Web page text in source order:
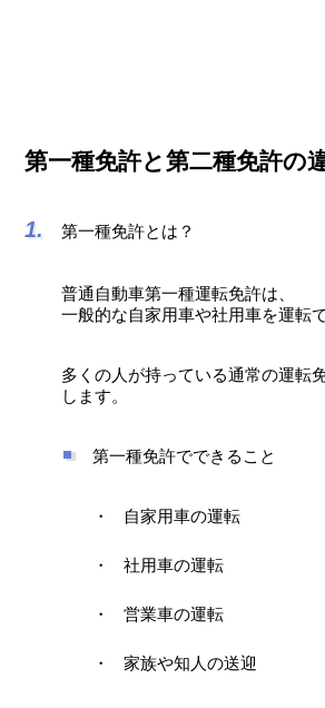
第一種免許と第二種免許の
第一種免許とは？
普通自動車第一種運転免許は、
一般的な自家用車や社用車を運転
多くの人が持っている通常の運転
します。
第一種免許でできること
自家用車の運転
社用車の運転
営業車の運転
家族や知人の送迎